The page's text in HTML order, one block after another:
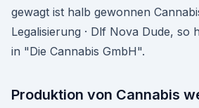
gewagt ist halb gewonnen
Legalisierung · Dlf Nova Dude, so
in "Die Cannabis GmbH".
Produktion von Cannabis